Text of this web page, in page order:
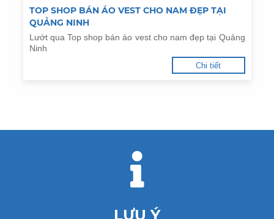
TOP SHOP BÁN ÁO VEST CHO NAM ĐẸP TẠI
QUẢNG NINH
Lướt qua Top shop bán áo vest cho nam đẹp tại Quảng
Ninh
Chi tiết
LƯU Ý